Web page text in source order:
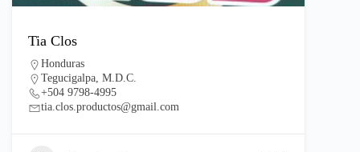
Tia Clos
Honduras
Tegucigalpa, M.D.C.
+504 9798-4995
tia.clos.productos@gmail.com